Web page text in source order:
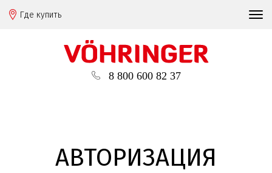
Где купить
8 800 600 82 37
АВТОРИЗАЦИЯ